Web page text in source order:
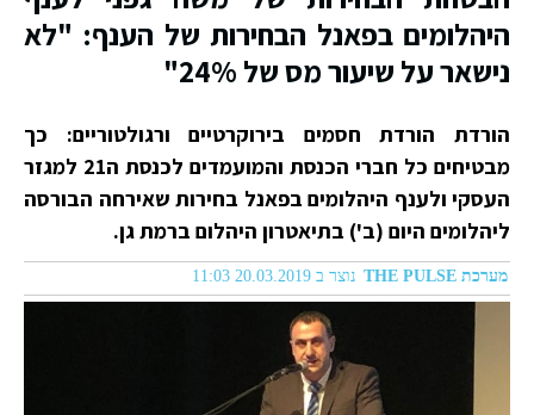
היהלומים בפאנל הבחירות של הענף: "לא
נישאר על שיעור מס של 24%"
הורדת הורדת חסמים בירוקרטיים ורגולטוריים: כך
מבטיחים כל חברי הכנסת והמועמדים לכנסת ה21 למגזר
העסקי ולענף היהלומים בפאנל בחירות שאירחה הבורסה
ליהלומים היום (ב') בתיאטרון היהלום ברמת גן.
מערכת THE PULSE נוצר ב 20.03.2019 11:03